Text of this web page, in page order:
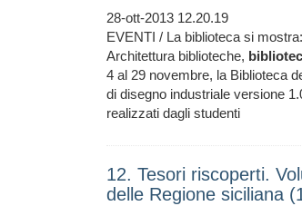
28-ott-2013 12.20.19
EVENTI / La biblioteca si
Architettura biblioteche,
4 al 29 novembre, la Biblioteca
di disegno industriale versione
realizzati dagli studenti
12. Tesori riscoperti.
delle Regione siciliana